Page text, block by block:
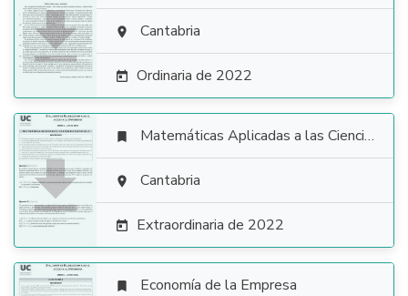
  Cantabria
 Ordinaria de 2022

 Matemáticas Aplicadas a las Ciencias Sociales
 Cantabria
 Extraordinaria de 2022
 Economía de la Empresa